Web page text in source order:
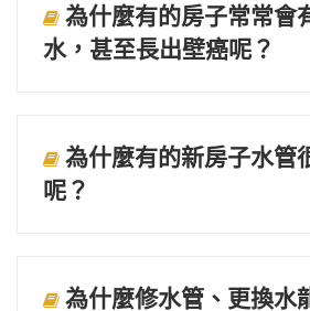
為什麼有的房子常常會
水，甚至長出壁癌呢？
為什麼有的新房子水管
呢？
為什麼修水管、更換水